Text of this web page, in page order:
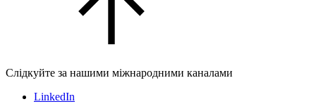
Слідкуйте за нашими міжнародними каналами
LinkedIn